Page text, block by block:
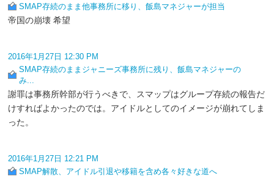
SMAP存続のまま他事務所に移り、飯島マネジャーが担当
帝国の崩壊 希望
2016年1月27日 12:30 PM
SMAP存続のままジャニーズ事務所に残り、飯島マネジャーの
み...
謝罪は事務所幹部が行うべきで、スマップはグループ存続の報告だ
けすればよかったのでは。アイドルとしてのイメージが崩れてしま
った。
2016年1月27日 12:21 PM
SMAP解散、アイドル引退や移籍を含め各々好きな道へ